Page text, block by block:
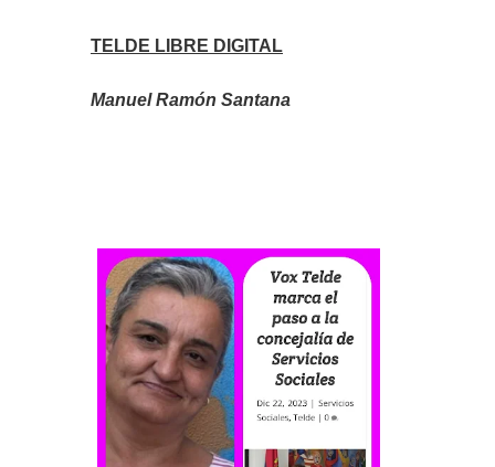
TELDE LIBRE DIGITAL
Manuel Ramón Santana